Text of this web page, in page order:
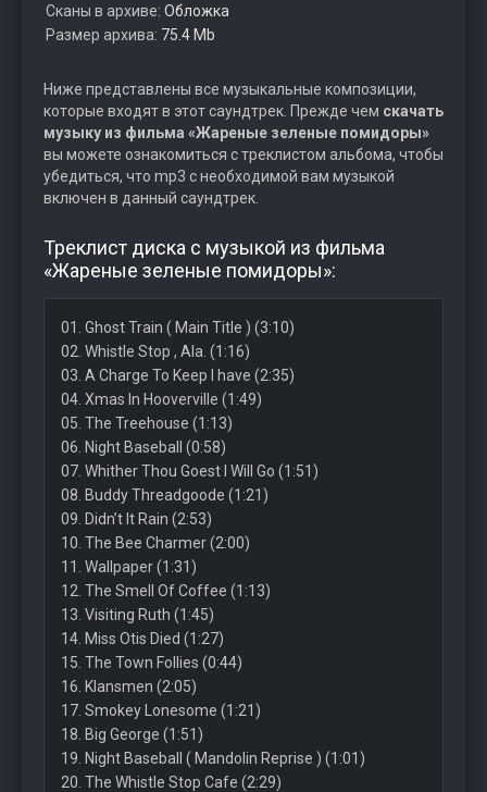
Сканы в архиве: Обложка
Размер архива: 75.4 Mb
Ниже представлены все музыкальные композиции,
которые входят в этот саундтрек. Прежде чем скачать
музыку из фильма «Жареные зеленые помидоры»
вы можете ознакомиться с треклистом альбома, чтобы
убедиться, что mp3 с необходимой вам музыкой
включен в данный саундтрек.
Треклист диска с музыкой из фильма
«Жареные зеленые помидоры»:
01. Ghost Train ( Main Title ) (3:10)
02. Whistle Stop , Ala. (1:16)
03. A Charge To Keep I have (2:35)
04. Xmas In Hooverville (1:49)
05. The Treehouse (1:13)
06. Night Baseball (0:58)
07. Whither Thou Goest I Will Go (1:51)
08. Buddy Threadgoode (1:21)
09. Didn’t It Rain (2:53)
10. The Bee Charmer (2:00)
11. Wallpaper (1:31)
12. The Smell Of Coffee (1:13)
13. Visiting Ruth (1:45)
14. Miss Otis Died (1:27)
15. The Town Follies (0:44)
16. Klansmen (2:05)
17. Smokey Lonesome (1:21)
18. Big George (1:51)
19. Night Baseball ( Mandolin Reprise ) (1:01)
20. The Whistle Stop Cafe (2:29)